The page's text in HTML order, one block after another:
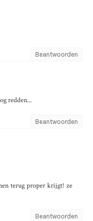
Beantwoorden
redden...
Beantwoorden
terug proper krijgt! ze
Beantwoorden